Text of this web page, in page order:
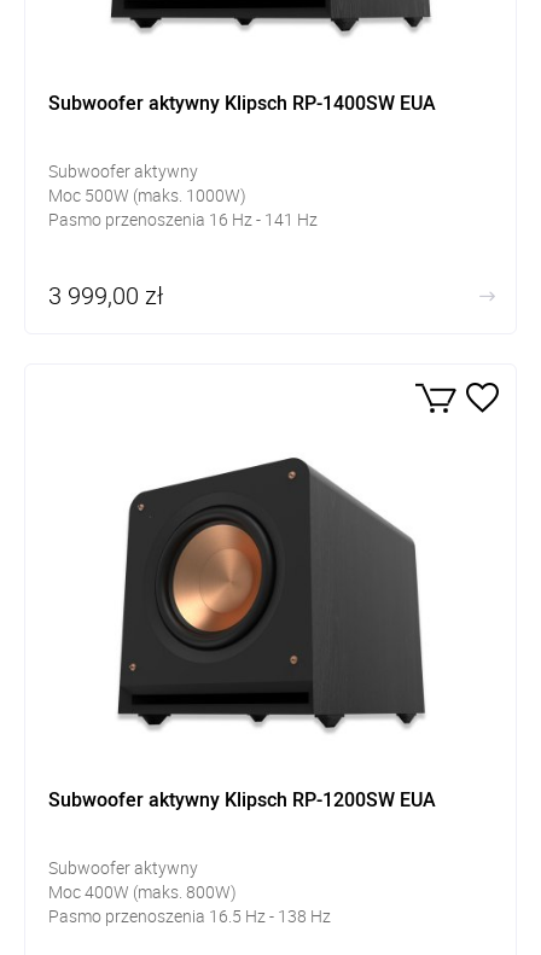
Subwoofer aktywny Klipsch RP-1400SW EUA
Subwoofer aktywny
Moc 500W (maks. 1000W)
Pasmo przenoszenia 16 Hz - 141 Hz
3 999,00 zł
Subwoofer aktywny Klipsch RP-1200SW EUA
Subwoofer aktywny
Moc 400W (maks. 800W)
Pasmo przenoszenia 16.5 Hz - 138 Hz